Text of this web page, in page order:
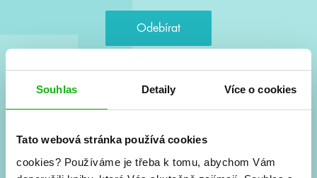
Souhlas Detaily Více o cookies
Tato webová stránka používá cookies
cookies? Používáme je třeba k tomu, abychom Vám
zpracování osobních údajů. S tvými osobními údaji nakládáme v
jak zpracováváme tvé údaje, najdešzde.